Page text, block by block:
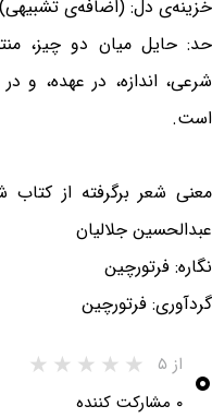
خزینه‌ی دل: (اضافه‌ی
حد: حایل میان دو چیز،
شرعی، اندازه، در عهده، و
است.
معنی شعر برگرفته از
عبدالحسین جلالیان
نگاره: فرتورچین
گردآوری: فرتورچین
۰ از ۵
۰ مشارکت کننده